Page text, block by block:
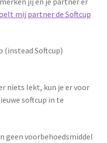
mij partner de Softcup
(instead Softcup)
niets lekt, kun je er voor
softcup in te
geen voorbehoedsmiddel